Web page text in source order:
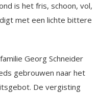
is het fris, schoon, vol,
met een lichte bittere
Georg Schneider
gebrouwen naar het
De vergisting